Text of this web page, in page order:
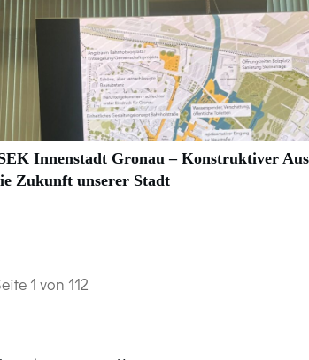
Innenstadt Gronau – Konstruktiver
Zukunft unserer Stadt
1 von 112